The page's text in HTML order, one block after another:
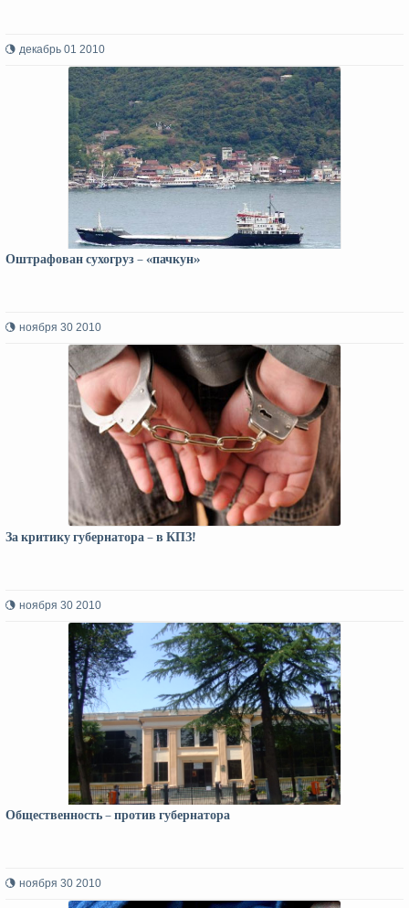
декабрь 01 2010
Оштрафован сухогруз – «пачкун»
ноября 30 2010
За критику губернатора – в КПЗ!
ноября 30 2010
Общественность – против губернатора
ноября 30 2010